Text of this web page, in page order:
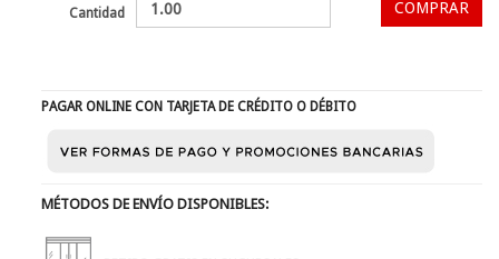
Cantidad
PAGAR ONLINE CON TARJETA DE CRÉDITO O DÉBITO
MÉTODOS DE ENVÍO DISPONIBLES: